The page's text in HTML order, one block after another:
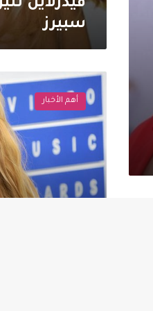
فيدرلاين
سبيرز
بريتني
سبيرز
جدلًا
بفيديو
من
منزلها
على
إنستغرام
أهم الأخبار